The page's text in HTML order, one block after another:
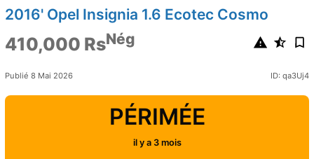
2016' Opel Insignia 1.6 Ecotec Cosmo
410,000 RsNég
Publié 8 Mai 2026 ID: qa3Uj4
PÉRIMÉE
il y a 3 mois